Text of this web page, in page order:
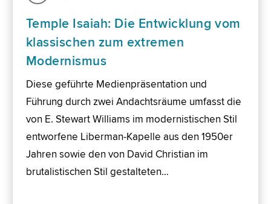
Temple Isaiah: Die Entwicklung vom
klassischen zum extremen
Modernismus
Diese geführte Medienpräsentation und
Führung durch zwei Andachtsräume umfasst die
von E. Stewart Williams im modernistischen Stil
entworfene Liberman-Kapelle aus den 1950er
Jahren sowie den von David Christian im
brutalistischen Stil gestalteten…